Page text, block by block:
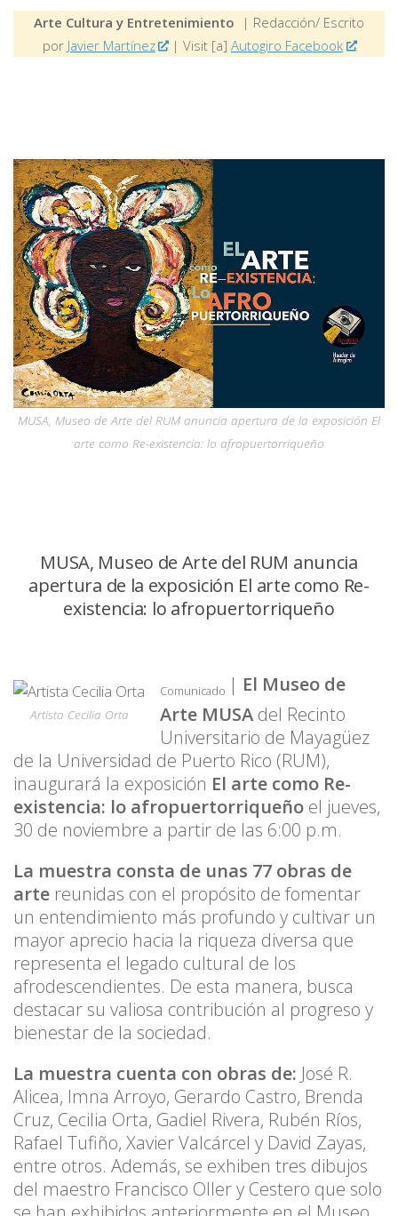
Arte Cultura y Entretenimiento | Redacción/ Escrito
por Javier Martínez | Visit [a] Autogiro Facebook
MUSA, Museo de Arte del RUM anuncia apertura de la exposición El
arte como Re-existencia: lo afropuertorriqueño
MUSA, Museo de Arte del RUM anuncia
apertura de la exposición El arte como Re-
existencia: lo afropuertorriqueño
Artista Cecilia Orta
Comunicado | El Museo de
Arte MUSA del Recinto
Universitario de Mayagüez
de la Universidad de Puerto Rico (RUM),
inaugurará la exposición El arte como Re-
existencia: lo afropuertorriqueño el jueves,
30 de noviembre a partir de las 6:00 p.m.
La muestra consta de unas 77 obras de
arte reunidas con el propósito de fomentar
un entendimiento más profundo y cultivar un
mayor aprecio hacia la riqueza diversa que
representa el legado cultural de los
afrodescendientes. De esta manera, busca
destacar su valiosa contribución al progreso y
bienestar de la sociedad.
La muestra cuenta con obras de: José R.
Alicea, Imna Arroyo, Gerardo Castro, Brenda
Cruz, Cecilia Orta, Gadiel Rivera, Rubén Ríos,
Rafael Tufiño, Xavier Valcárcel y David Zayas,
entre otros. Además, se exhiben tres dibujos
del maestro Francisco Oller y Cestero que solo